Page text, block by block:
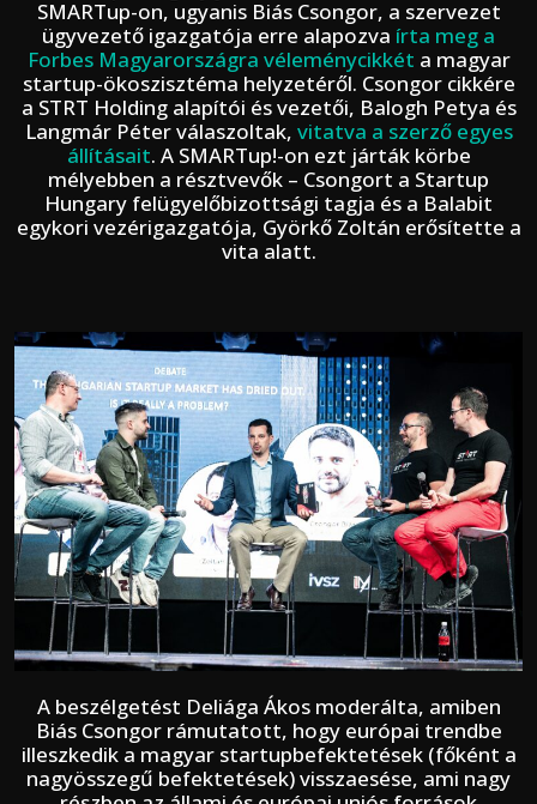
SMARTup-on, ugyanis Biás Csongor, a szervezet
ügyvezető igazgatója erre alapozva írta meg a
Forbes Magyarországra véleménycikkét a magyar
startup-ökoszisztéma helyzetéről. Csongor cikkére
a STRT Holding alapítói és vezetői, Balogh Petya és
Langmár Péter válaszoltak, vitatva a szerző egyes
állításait. A SMARTup!-on ezt járták körbe
mélyebben a résztvevők – Csongort a Startup
Hungary felügyelőbizottsági tagja és a Balabit
egykori vezérigazgatója, Györkő Zoltán erősítette a
vita alatt.
A beszélgetést Deliága Ákos moderálta, amiben
Biás Csongor rámutatott, hogy európai trendbe
illeszkedik a magyar startupbefektetések (főként a
nagyösszegű befektetések) visszaesése, ami nagy